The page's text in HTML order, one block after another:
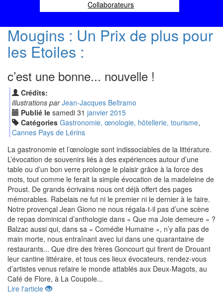
Collaborateurs
Mougins : Un Prix de plus pour
les Etoiles :
c’est une bonne... nouvelle !
Crédits:
illustrations par Jean-Jacques Beltramo
Publié le samedi 31 janvier 2015
Catégories Gastronomie, œnologie, hôtellerie, tourisme,
Cannes Pays de Lérins
La gastronomie et l’œnologie sont indissociables de la littérature.
L’évocation de souvenirs liés à des expériences autour d’une
table ou d’un bon verre prolonge le plaisir grâce à la force des
mots, tout comme le ferait la simple évocation de la madeleine de
Proust. De grands écrivains nous ont déjà offert des pages
mémorables. Rabelais ne fut ni le premier ni le dernier à le faire.
Notre provençal Jean Giono ne nous régala-t-il pas d’une scène
de repas dominical d’anthologie dans « Que ma Joie demeure » ?
Balzac aussi qui, dans sa « Comédie Humaine », n’y alla pas de
main morte, nous entraînant avec lui dans une quarantaine de
restaurants... Que dire des frères Goncourt qui firent de Drouant
leur cantine littéraire, et tous ces lieux évocateurs, rendez-vous
d’artistes venus refaire le monde attablés aux Deux-Magots, au
Café de Flore, à La Coupole...
Lire l'article